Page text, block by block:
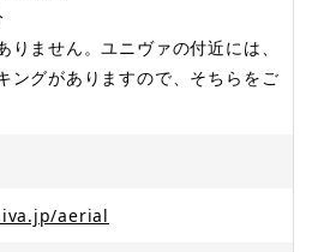
ません。ユニヴァの付近には、
ングがありますので、そちらをご
aerial